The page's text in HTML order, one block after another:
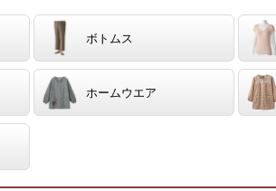
ボトムス
ホームウエア